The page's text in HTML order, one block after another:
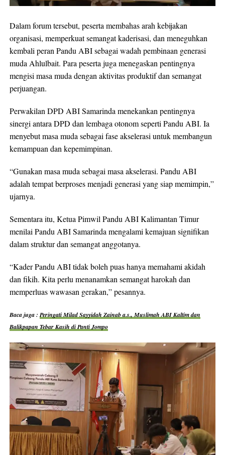
Dalam forum tersebut, peserta membahas arah kebijakan
organisasi, memperkuat semangat kaderisasi, dan meneguhkan
kembali peran Pandu ABI sebagai wadah pembinaan generasi
muda Ahlulbait. Para peserta juga menegaskan pentingnya
mengisi masa muda dengan aktivitas produktif dan semangat
perjuangan.
Perwakilan DPD ABI Samarinda menekankan pentingnya
sinergi antara DPD dan lembaga otonom seperti Pandu ABI. Ia
menyebut masa muda sebagai fase akselerasi untuk membangun
kemampuan dan kepemimpinan.
“Gunakan masa muda sebagai masa akselerasi. Pandu ABI
adalah tempat berproses menjadi generasi yang siap memimpin,”
ujarnya.
Sementara itu, Ketua Pimwil Pandu ABI Kalimantan Timur
menilai Pandu ABI Samarinda mengalami kemajuan signifikan
dalam struktur dan semangat anggotanya.
“Kader Pandu ABI tidak boleh puas hanya memahami akidah
dan fikih. Kita perlu menanamkan semangat harokah dan
memperluas wawasan gerakan,” pesannya.
Baca juga :Peringati Milad Sayyidah Zainab a.s., Muslimah ABI Kaltim dan
Balikpapan Tebar Kasih di Panti Jompo